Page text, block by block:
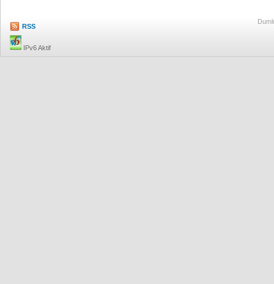
RSS
IPv6 Aktif